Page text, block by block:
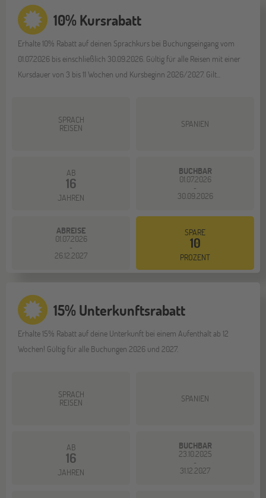
10% Kursrabatt
Erhalte 10% Rabatt auf deinen Sprachkurs bei Buchungseingang vom
01.07.2026 bis einschließlich 30.09.2026. Gültig für alle Reisen mit einer
Kursdauer von 3 bis 11 Wochen und Kursbeginn 2026/2027. Gilt...
SPRACH
REISEN SPANIEN
AB
16
JAHREN
BUCHBAR
01.07.2026
-
30.09.2026
ABREISE
01.07.2026
-
26.12.2027
SPARE
10
PROZENT
15% Unterkunftsrabatt
Erhalte 15% Rabatt auf deine Unterkunft bei einem Aufenthalt ab 12
Wochen! Gültig für alle Buchungen 2026 und 2027.
SPRACH
REISEN SPANIEN
AB
16
JAHREN
BUCHBAR
23.10.2025
-
31.12.2027